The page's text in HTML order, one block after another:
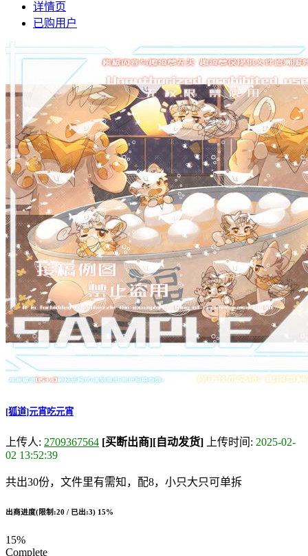
详情页
已购用户
[狐道]元宵吃元宵
上传人: 2709367564 [买断出商][自动发货] 上传时间: 2025-02-
02 13:52:39
共出30份，文件里有需知，配8，小只大只可单拆
出商进度(限制:20 / 已出:3) 15%
15%
Complete